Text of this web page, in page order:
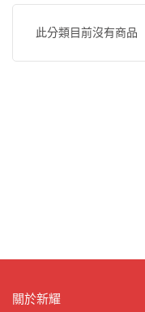
此分類目前沒有商品
關於新耀